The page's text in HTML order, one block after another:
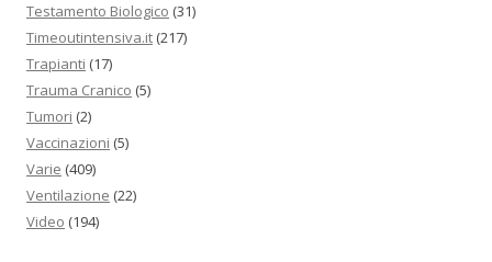
Testamento Biologico (31)
Timeoutintensiva.it (217)
Trapianti (17)
Trauma Cranico (5)
Tumori (2)
Vaccinazioni (5)
Varie (409)
Ventilazione (22)
Video (194)